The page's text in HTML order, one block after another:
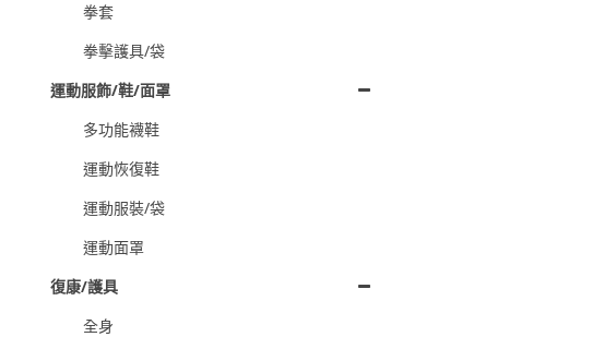
拳套
拳擊護具/袋
運動服飾/鞋/面罩
多功能襪鞋
運動恢復鞋
運動服裝/袋
運動面罩
復康/護具
全身